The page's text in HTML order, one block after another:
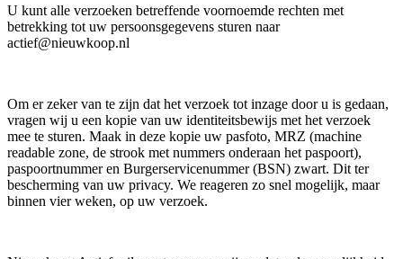
U kunt alle verzoeken betreffende voornoemde rechten met
betrekking tot uw persoonsgegevens sturen naar
actief@nieuwkoop.nl
Om er zeker van te zijn dat het verzoek tot inzage door u is gedaan,
vragen wij u een kopie van uw identiteitsbewijs met het verzoek
mee te sturen. Maak in deze kopie uw pasfoto, MRZ (machine
readable zone, de strook met nummers onderaan het paspoort),
paspoortnummer en Burgerservicenummer (BSN) zwart. Dit ter
bescherming van uw privacy. We reageren zo snel mogelijk, maar
binnen vier weken, op uw verzoek.